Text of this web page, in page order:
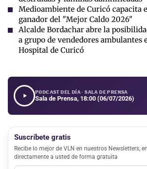
Medioambiente de Curicó capacita
ganador del "Mejor Caldo 2026"
Alcalde Bordachar abre la
a grupo de vendedores ambulantes
Hospital de Curicó
PODCAST DEL DÍA · SALA DE PRENSA
Sala de Prensa, 18:00 (06/07/2026)
Suscríbete gratis
Recibe lo mejor de VLN en nuestros Newsletters,
directamente a usted de forma gratuita